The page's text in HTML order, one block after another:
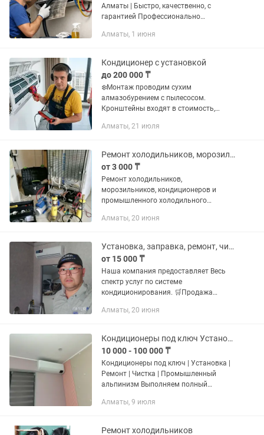
Алматы | Быстро, качественно, с
гарантией Профессионально
обслуживание кондиционеров любой
Алматы, 1 июня
Кондиционер с установкой
до 200 000 ₸
❄️Монтаж проводим сухим
алмазобурением с пылесосом.
Кронштейны входят в стоимость,
🦠Чистка внутреннего блока: Чистка
давлением...
Алматы, 21 июля
Ремонт холодильников, морозильников, ларей
от 3 000 ₸
Ремонт холодильников,
морозильников, кондиционеров и
промышленного холодильного
Arctic Service специализируется на
холодильной техники. Мы...
Алматы, 20 июня
Установка, заправка, ремонт, чистка и сервисное обслуживание кондиционеров.
от 15 000 ₸
Наша компания предоставляет Весь
спектр услуг по системе
кондиционирования. 🛒Продажа
⚙️Сервисное обслуживание.
⚙️Поэтапная установка...
Алматы, 20 июня
Кондиционеры под ключ Установка Ремонт Чистка Промышленный альпинизм
10 000 - 100 000 ₸
Кондиционеры под ключ | Установка |
Ремонт | Чистка | Промышленный
альпинизм Выполняем полный
квартир, частных домов, офисов,
Алматы, 9 июля
Ремонт холодильников